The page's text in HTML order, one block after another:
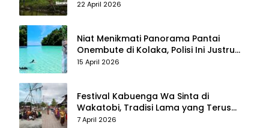
Mekongga di Sulawesi Tenggara Jadi
22 April 2026
Niat Menikmati Panorama Pantai
Onembute di Kolaka, Polisi Ini Justru
Berakhir Membersihkan Sampah
15 April 2026
Festival Kabuenga Wa Sinta di
Wakatobi, Tradisi Lama yang Terus
Hidup dan Jadi Daya Tarik Wisata
7 April 2026